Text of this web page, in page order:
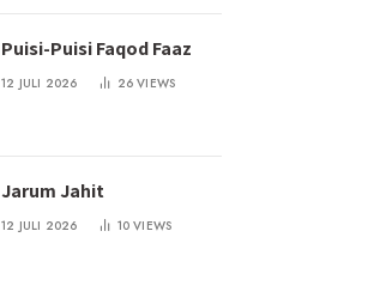
Puisi-Puisi Faqod Faaz
12 JULI 2026 26VIEWS
Jarum Jahit
12 JULI 2026 10VIEWS